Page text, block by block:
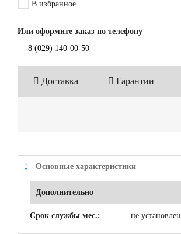
В избранное
Или оформите заказ по телефону
— 8 (029) 140-00-50
Доставка Гарантии
Основные характеристики
Дополнительно
Срок службы мес.: не установлен